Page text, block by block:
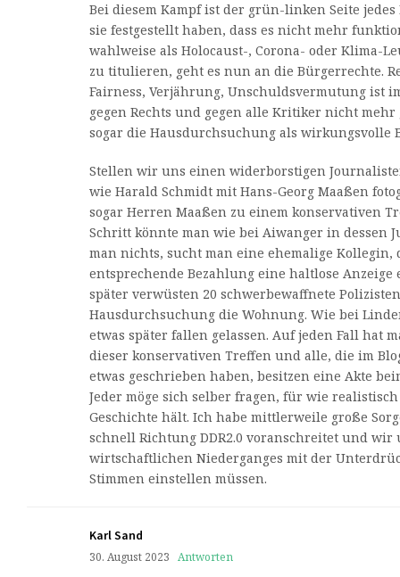
Bei diesem Kampf ist der grün-linken Seite
sie festgestellt haben, dass es nicht mehr
wahlweise als Holocaust-, Corona- oder Klima-
zu titulieren, geht es nun an die Bürgerrechte.
Fairness, Verjährung, Unschuldsvermutung ist
gegen Rechts und gegen alle Kritiker nicht
sogar die Hausdurchsuchung als wirkungsvolle
Stellen wir uns einen widerborstigen
wie Harald Schmidt mit Hans-Georg Maaßen
sogar Herren Maaßen zu einem konservativen
Schritt könnte man wie bei Aiwanger in dessen
man nichts, sucht man eine ehemalige Kollegin,
entsprechende Bezahlung eine haltlose Anzeige
später verwüsten 20 schwerbewaffnete
Hausdurchsuchung die Wohnung. Wie bei
etwas später fallen gelassen. Auf jeden Fall hat
dieser konservativen Treffen und alle, die im
etwas geschrieben haben, besitzen eine Akte
Jeder möge sich selber fragen, für wie
Geschichte hält. Ich habe mittlerweile große
schnell Richtung DDR2.0 voranschreitet und wir
wirtschaftlichen Niederganges mit der
Stimmen einstellen müssen.
Karl Sand
30. August 2023 Antworten